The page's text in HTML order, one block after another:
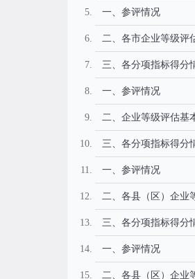
一、参评情况
二、各市企业等级评
三、各分项指标得分
一、参评情况
二、企业等级评估基
三、各分项指标得分
一、参评情况
三、各分项指标得分
一、参评情况